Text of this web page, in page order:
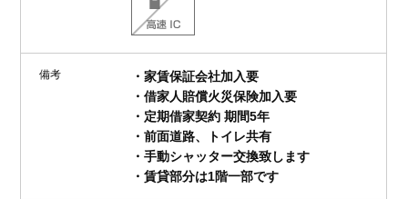
備考
・家賃保証会社加入要
・借家人賠償火災保険加入要
・定期借家契約 期間5年
・前面道路、トイレ共有
・手動シャッター交換致します
・賃貸部分は1階一部です